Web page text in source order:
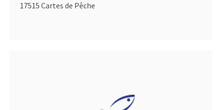
17515 Cartes de Pêche